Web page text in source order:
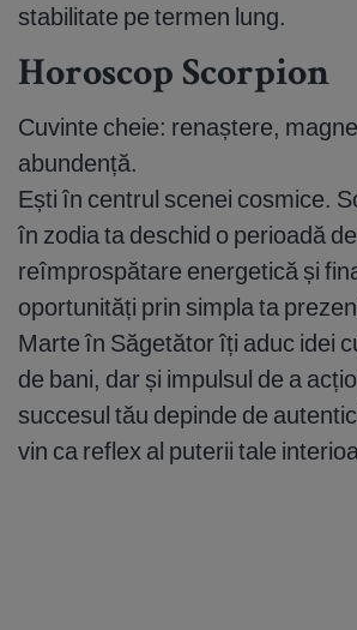
stabilitate pe termen lung.
Horoscop Scorpion
Cuvinte cheie: renaștere,
abundență.
Ești în centrul scenei cosmice.
în zodia ta deschid o perioadă de
reîmprospătare energetică și
oportunități prin simpla ta
Marte în Săgetător îți aduc idei
de bani, dar și impulsul de a
succesul tău depinde de
vin ca reflex al puterii tale